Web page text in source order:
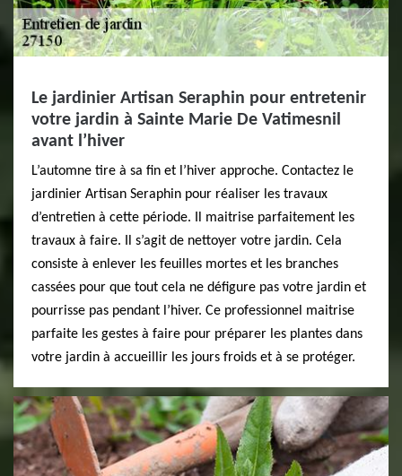
Le jardinier Artisan Seraphin pour entretenir
votre jardin à Sainte Marie De Vatimesnil
avant l’hiver
L’automne tire à sa fin et l’hiver approche. Contactez le
jardinier Artisan Seraphin pour réaliser les travaux
d’entretien à cette période. Il maitrise parfaitement les
travaux à faire. Il s’agit de nettoyer votre jardin. Cela
consiste à enlever les feuilles mortes et les branches
cassées pour que tout cela ne défigure pas votre jardin et
pourrisse pas pendant l’hiver. Ce professionnel maitrise
parfaite les gestes à faire pour préparer les plantes dans
votre jardin à accueillir les jours froids et à se protéger.